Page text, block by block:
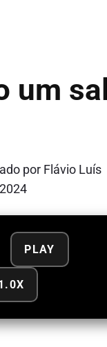
um
por Flávio Luís
PLAY